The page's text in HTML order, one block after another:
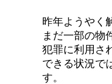
昨年ようやく
まだ一部の物
犯罪に利用さ
できる状況で
す。